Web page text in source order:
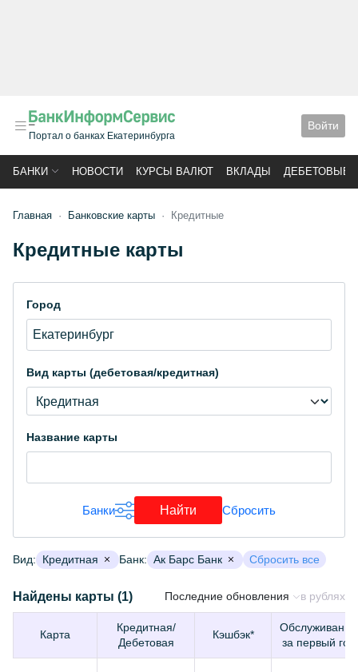
Портал о банках Екатеринбурга
Войти
БАНКИ НОВОСТИ КУРСЫ ВАЛЮТ ВКЛАДЫ ДЕБЕТОВЫЕ
Главная Банковские карты Кредитные
Кредитные карты
Город
Вид карты (дебетовая/кредитная)
Название карты
Банки
Найти
Загрузка...
Сбросить
Вид: Кредитная Банк: Ак Барс Банк Сбросить все
Найдены карты (1) Последние обновления в рублях
Карта
Кредитная/
Дебетовая
Кэшбэк*
Обслуживание
за первый год